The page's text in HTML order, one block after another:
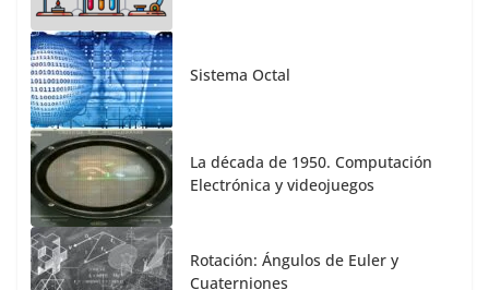
Sistema Octal
La década de 1950. Computación
Electrónica y videojuegos
Rotación: Ángulos de Euler y
Cuaterniones